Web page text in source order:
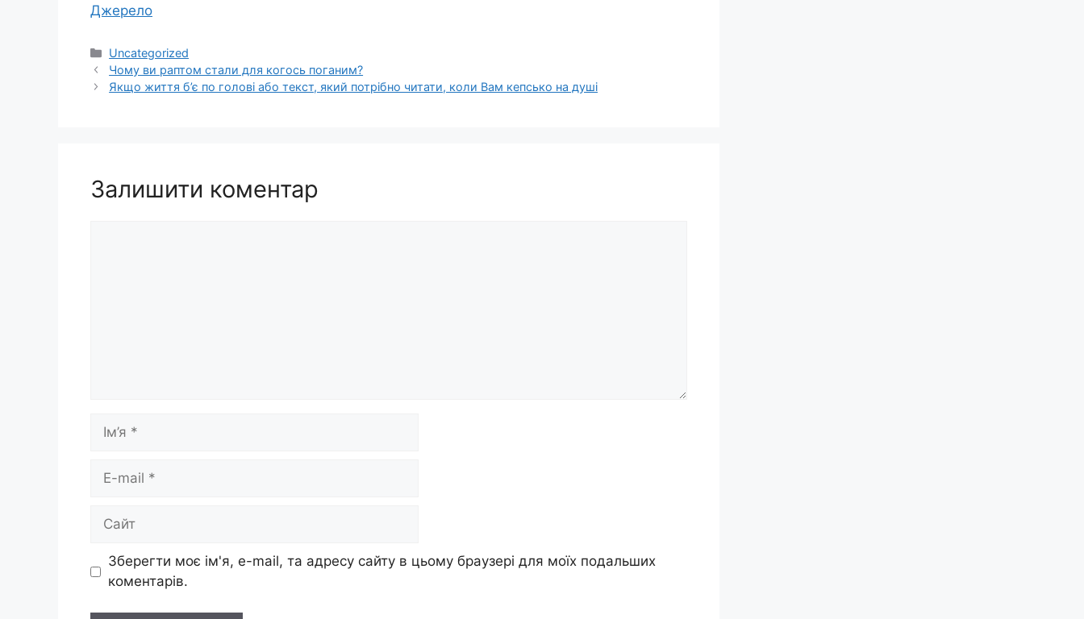
Джерело
Категорії
Uncategorized
Чому ви раптом стали для когось поганим?
Якщо життя б’є по голові або текст, який потрібно читати, коли Вам кепсько на душі
Залишити коментар
Ім’я
Сайт
Зберегти моє ім'я, e-mail, та адресу сайту в цьому браузері для моїх подальших
коментарів.